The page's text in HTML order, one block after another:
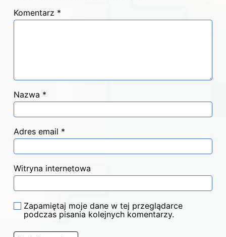
Komentarz *
Nazwa *
Adres email *
Witryna internetowa
Zapamiętaj moje dane w tej przeglądarce
podczas pisania kolejnych komentarzy.